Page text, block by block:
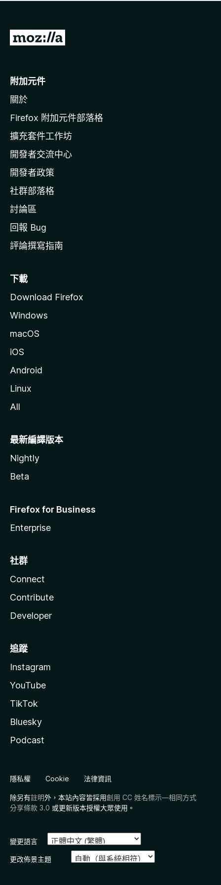
有
前
o
i
l
a
官
網
附加元件
關於
Firefox 附加元件部落格
擴充套件工作坊
開發者交流中心
開發者政策
社群部落格
討論區
回報 Bug
評論撰寫指南
下載
Download Firefox
Windows
macOS
iOS
Android
Linux
All
最新編譯版本
Nightly
Beta
Firefox for Business
Enterprise
社群
Connect
Contribute
Developer
追蹤
Instagram
YouTube
TikTok
Bluesky
Podcast
隱私權 Cookie 法律資訊
除另有註明外，本站內容皆採用創用 CC 姓名標示—相同方式
分享條款 3.0 或更新版本授權大眾使用。
變更語言
更改佈景主題